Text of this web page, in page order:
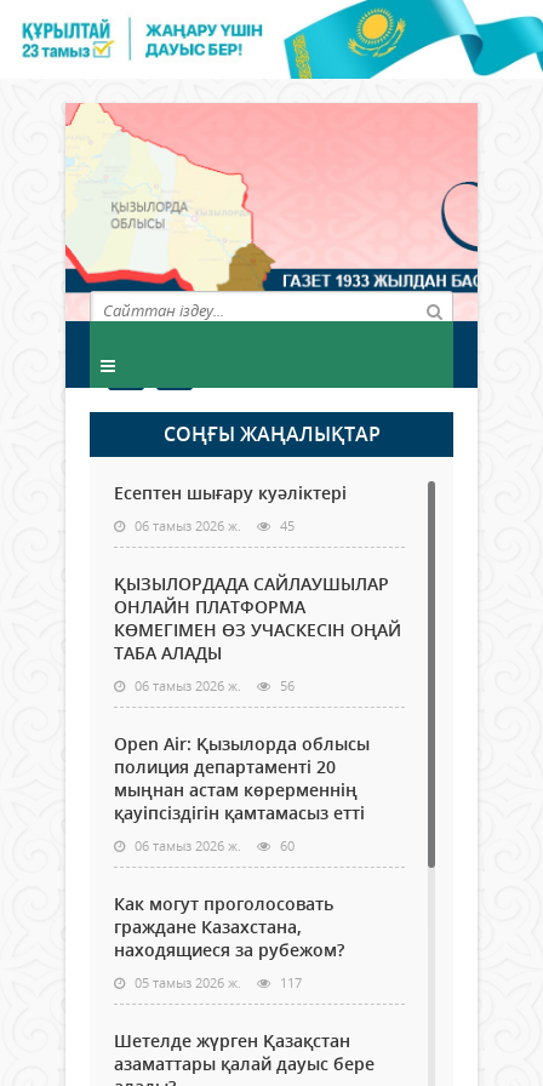
СОҢҒЫ ЖАҢАЛЫҚТАР
Есептен шығару куәліктері
06 тамыз 2026 ж. 45
ҚЫЗЫЛОРДАДА САЙЛАУШЫЛАР
ОНЛАЙН ПЛАТФОРМА
КӨМЕГІМЕН ӨЗ УЧАСКЕСІН ОҢАЙ
ТАБА АЛАДЫ
06 тамыз 2026 ж. 56
Open Air: Қызылорда облысы
полиция департаменті 20
мыңнан астам көрерменнің
қауіпсіздігін қамтамасыз етті
06 тамыз 2026 ж. 60
Как могут проголосовать
граждане Казахстана,
находящиеся за рубежом?
05 тамыз 2026 ж. 117
Шетелде жүрген Қазақстан
азаматтары қалай дауыс бере